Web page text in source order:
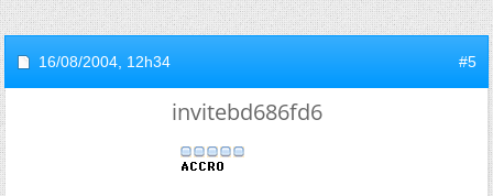
16/08/2004, 12h34 #5
invitebd686fd6